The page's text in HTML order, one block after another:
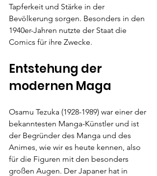
Tapferkeit und Stärke in der
Bevölkerung sorgen. Besonders in den
1940er-Jahren nutzte der Staat die
Comics für ihre Zwecke.
Entstehung der
modernen Maga
Osamu Tezuka (1928-1989) war einer der
bekanntesten Manga-Künstler und ist
der Begründer des Manga und des
Animes, wie wir es heute kennen, also
für die Figuren mit den besonders
großen Augen. Der Japaner hat in